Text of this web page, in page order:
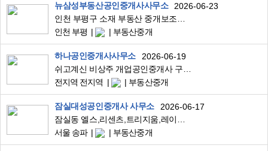
뉴삼성부동산공인중개사사무소
2026-06-23
인천 부평
부동산중개
하나공인중개사사무소
2026-06-19
전지역 전지역
부동산중개
잠실대성공인중개사 사무소
2026-06-17
서울 송파
부동산중개